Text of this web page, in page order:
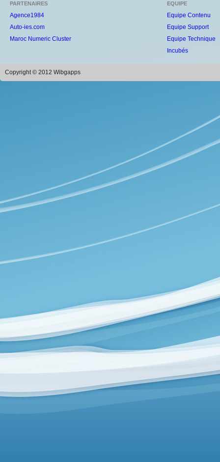
PARTENAIRES
Agence1984
Auto-ies.com
Maroc Numeric Cluster
EQUIPE
Equipe Contenu
Equipe Support
Equipe Technique
Incubés
Copyright © 2012 Wibgapps